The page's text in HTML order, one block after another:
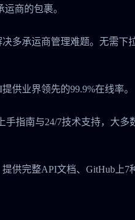
商的包裹。
多承运商管理难题。无需下
供业界领先的99.9%在线率。
指南与24/7技术支持，大多
供完整API文档、GitHub上7